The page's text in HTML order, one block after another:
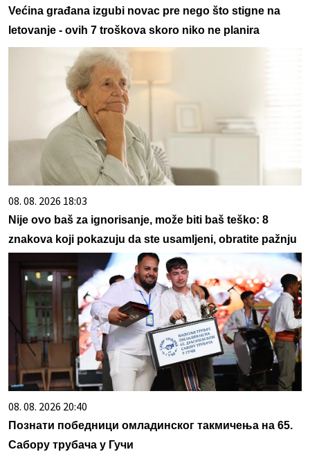
Većina građana izgubi novac pre nego što stigne na
letovanje - ovih 7 troškova skoro niko ne planira
08. 08. 2026 18:03
Nije ovo baš za ignorisanje, može biti baš teško: 8
znakova koji pokazuju da ste usamljeni, obratite pažnju
08. 08. 2026 20:40
Познати победници омладинског такмичења на 65.
Сабору трубача у Гучи